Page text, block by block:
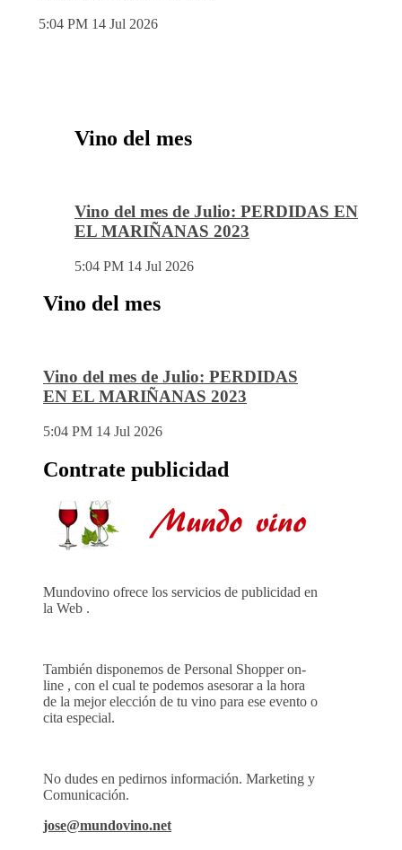
5:04 PM 14 Jul 2026
Vino del mes
Vino del mes de Julio: PERDIDAS EN
EL MARIÑANAS 2023
5:04 PM 14 Jul 2026
Vino del mes
Vino del mes de Julio: PERDIDAS
EN EL MARIÑANAS 2023
5:04 PM 14 Jul 2026
Contrate publicidad
Mundovino ofrece los servicios de publicidad en
la Web .
También disponemos de Personal Shopper on-
line , con el cual te podemos asesorar a la hora
de la mejor elección de tu vino para ese evento o
cita especial.
No dudes en pedirnos información. Marketing y
Comunicación.
jose@mundovino.net